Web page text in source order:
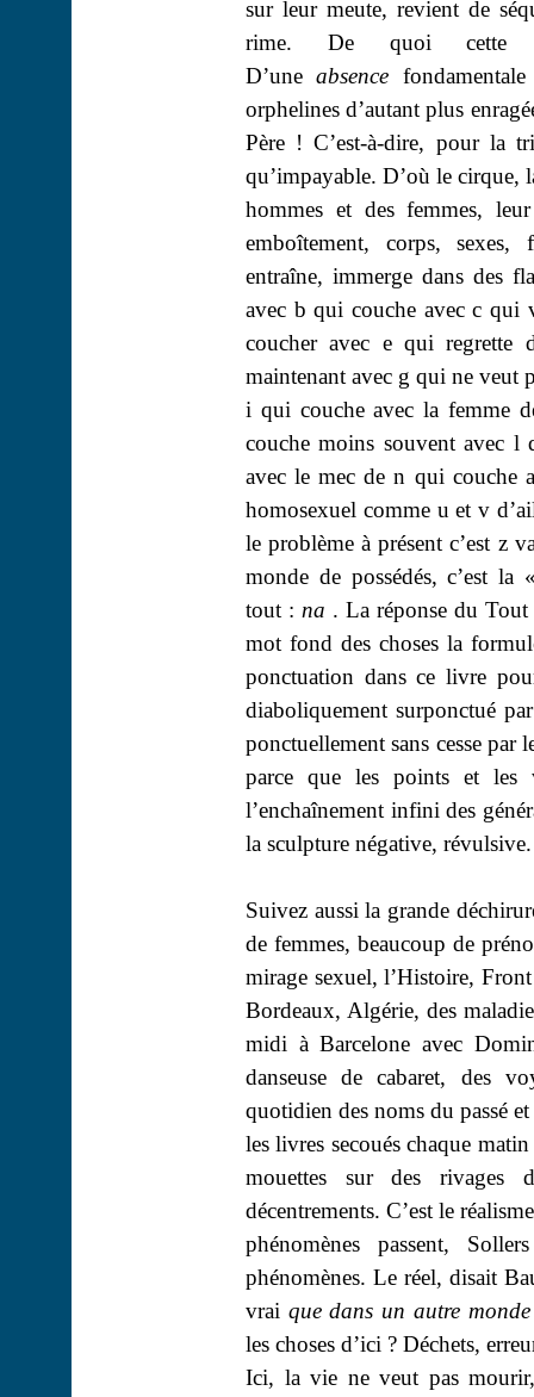
sur leur meute, revient de
rime. De quoi cette
D’uneabsence
orphelines d’autant plus
Père ! C’est-à-dire, pour la
qu’impayable. D’où le cirque,
hommes et des femmes,
emboîtement, corps, sexes,
entraîne, immerge dans des
avec b qui couche avec c qui
coucher avec e qui regrette
maintenant avec g qui ne veut
i qui couche avec la femme
couche moins souvent avec
avec le mec de n qui couche
homosexuel comme u et v
le problème à présent c’est z
monde de possédés, c’est la
tout : na . La réponse du
mot fond des choses la
ponctuation dans ce livre
diaboliquement surponctué
ponctuellement sans cesse
parce que les points et les
l’enchaînement infini des
la sculpture négative, révulsive.
Suivez aussi la grande
de femmes, beaucoup de
mirage sexuel, l’Histoire,
Bordeaux, Algérie, des
midi à Barcelone avec
danseuse de cabaret, des
quotidien des noms du passé
les livres secoués chaque
mouettes sur des rivages
décentrements. C’est le
phénomènes passent,
phénomènes. Le réel, disait
vrai que dans un autre monde
les choses d’ici ? Déchets,
Ici, la vie ne veut pas